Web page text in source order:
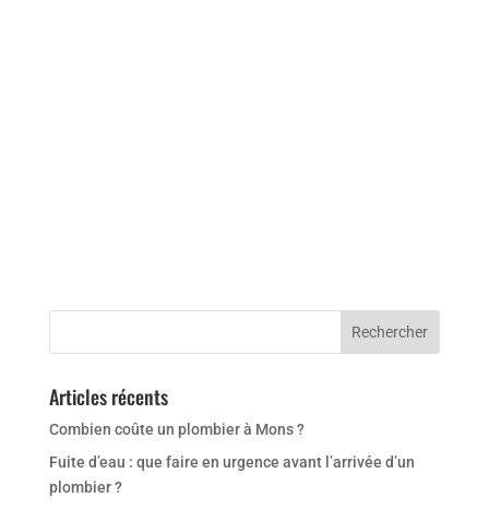
Articles récents
Combien coûte un plombier à Mons ?
Fuite d’eau : que faire en urgence avant l’arrivée d’un
plombier ?